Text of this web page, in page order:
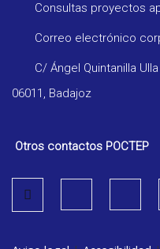
Consultas proyectos
Correo electrónico
C/ Ángel Quintanilla
06011, Badajoz
Otros contactos POCTEP